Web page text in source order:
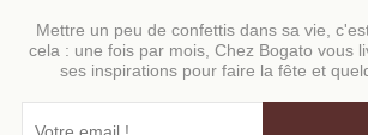
Mettre un peu de confettis dans sa vie,
cela : une fois par mois, Chez Bogato vous
ses inspirations pour faire la fête et